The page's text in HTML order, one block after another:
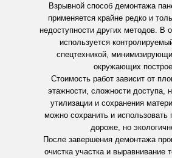
Взрывной способ демонтажа
применяется крайне редко и
недоступности других методов. В
используется
спецтехникой,
окружающих
Стоимость работ зависит от
этажности, сложности доступа,
утилизации и сохранения
можно сохранить и
дороже, но
После завершения демонтажа
очистка участка и выравнивание